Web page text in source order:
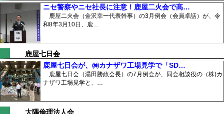
ニセ警察やニセ社長に注意！鹿屋二火会で髙…
鹿屋二火会（金沢幸一代表幹事）の3月例会（会員卓話）が、令
和8年3月10日、鹿…
鹿屋七日会
鹿屋七日会が、㈱カナザワ工場見学で「SD…
鹿屋七日会（湯田勝政会長）の7月例会が、同会相談役の（株)カ
ナザワ工場見学と、…
大隅倫理法人会